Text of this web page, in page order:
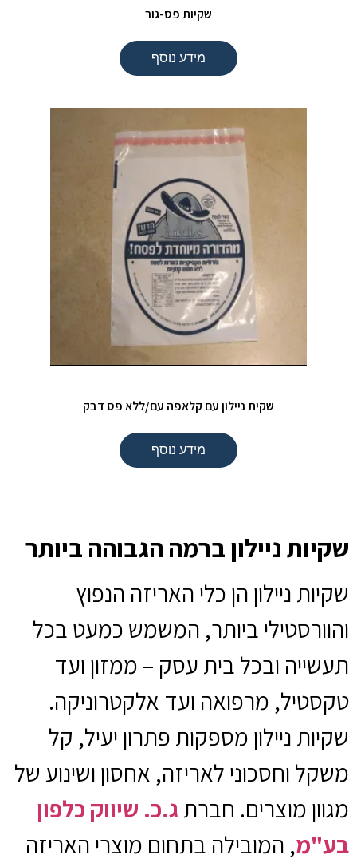
שקיות פס-גור
מידע נוסף
שקית ניילון עם קלאפה עם/ללא פס דבק
מידע נוסף
שקיות ניילון ברמה הגבוהה ביותר
שקיות ניילון הן כלי האריזה הנפוץ
והוורסטילי ביותר, המשמש כמעט בכל
תעשייה ובכל בית עסק – ממזון ועד
טקסטיל, מרפואה ועד אלקטרוניקה.
שקיות ניילון מספקות פתרון יעיל, קל
משקל וחסכוני לאריזה, אחסון ושינוע של
מגוון מוצרים. חברת ג.כ. שיווק כלפון
בע"מ, המובילה בתחום מוצרי האריזה